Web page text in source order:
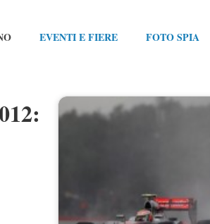
EVENTI E FIERE FOTO SPIA